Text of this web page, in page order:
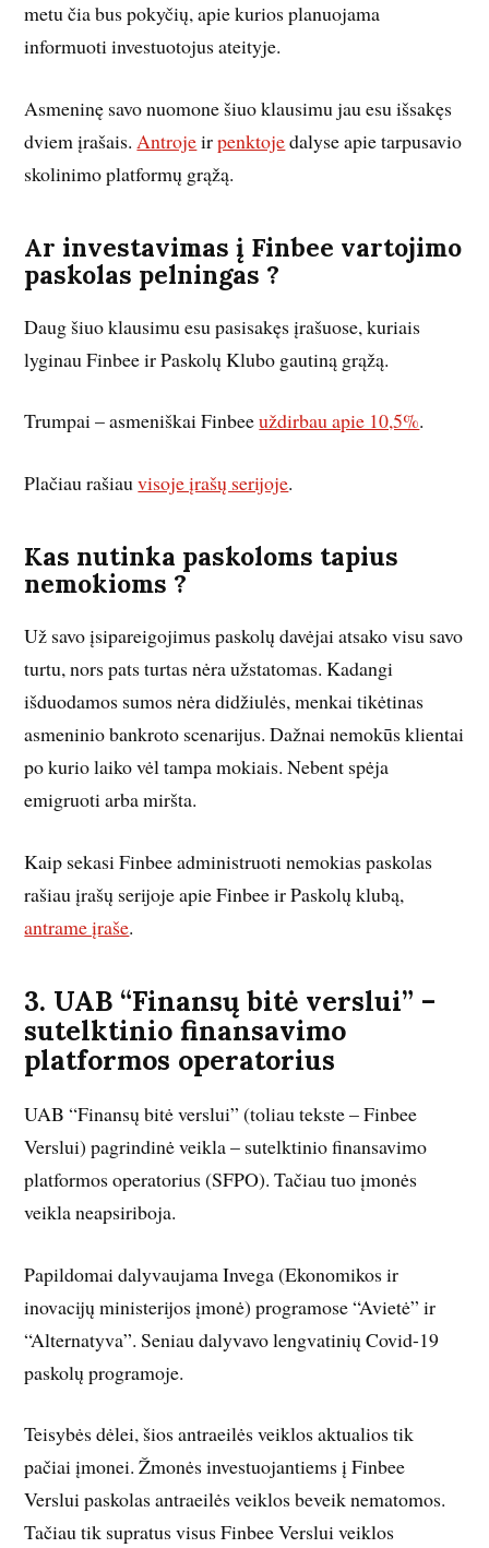
metu čia bus pokyčių, apie kurios planuojama
informuoti investuotojus ateityje.
Asmeninę savo nuomone šiuo klausimu jau esu išsakęs
dviem įrašais. Antrojeirpenktojedalyse apie tarpusavio
skolinimo platformų grąžą.
Ar investavimas į Finbee vartojimo
paskolas pelningas ?
Daug šiuo klausimu esu pasisakęs įrašuose, kuriais
lyginau Finbee ir Paskolų Klubo gautiną grąžą.
Trumpai – asmeniškai Finbeeuždirbau apie 10,5%.
Plačiau rašiauvisoje įrašų serijoje.
Kas nutinka paskoloms tapius
nemokioms ?
Už savo įsipareigojimus paskolų davėjai atsako visu savo
turtu, nors pats turtas nėra užstatomas. Kadangi
išduodamos sumos nėra didžiulės, menkai tikėtinas
asmeninio bankroto scenarijus. Dažnai nemokūs klientai
po kurio laiko vėl tampa mokiais. Nebent spėja
emigruoti arba miršta.
Kaip sekasi Finbee administruoti nemokias paskolas
rašiau įrašų serijoje apie Finbee ir Paskolų klubą,
antrame įraše.
3. UAB “Finansų bitė verslui” –
sutelktinio finansavimo
platformos operatorius
UAB “Finansų bitė verslui” (toliau tekste – Finbee
Verslui) pagrindinė veikla – sutelktinio finansavimo
platformos operatorius (SFPO). Tačiau tuo įmonės
veikla neapsiriboja.
Papildomai dalyvaujama Invega (Ekonomikos ir
inovacijų ministerijos įmonė) programose “Avietė” ir
“Alternatyva”. Seniau dalyvavo lengvatinių Covid-19
paskolų programoje.
Teisybės dėlei, šios antraeilės veiklos aktualios tik
pačiai įmonei. Žmonės investuojantiems į Finbee
Verslui paskolas antraeilės veiklos beveik nematomos.
Tačiau tik supratus visus Finbee Verslui veiklos